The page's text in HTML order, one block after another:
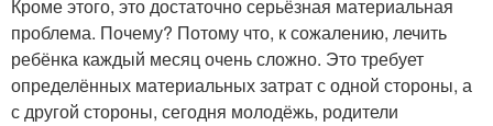
Кроме этого, это достаточно серьёзная материальная
проблема. Почему? Потому что, к сожалению, лечить
ребёнка каждый месяц очень сложно. Это требует
определённых материальных затрат с одной стороны, а
с другой стороны, сегодня молодёжь, родители